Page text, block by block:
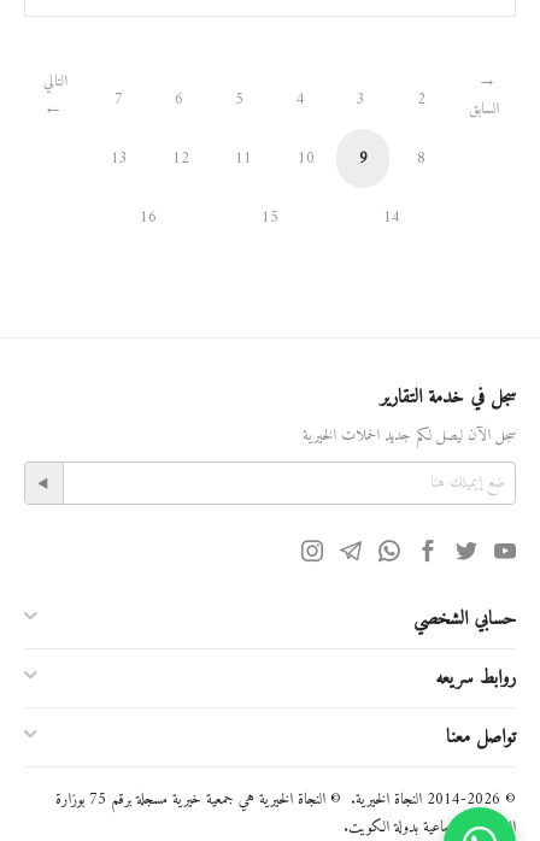
السابق 2
3
4
5
6
7
8
9
10
11
12
13
14
15
16
التالي
سجل في خدمة التقارير
سجل الآن ليصل لكم جديد الحملات الخيرية
حسابي الشخصي
روابط سريعه
تواصل معنا
© 2014-2026 النجاة الخيرية. © النجاة الخيرية هي جمعية خيرية مسجلة برقم 75 بوزارة
الشئون الاجتماعية بدولة الكويت.